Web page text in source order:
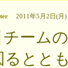
2011年5月2日(月)
の選
とと